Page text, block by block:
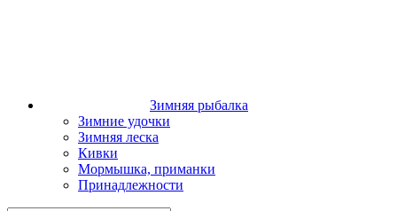
Зимняя рыбалка
Зимние удочки
Зимняя леска
Кивки
Мормышка, приманки
Принадлежности